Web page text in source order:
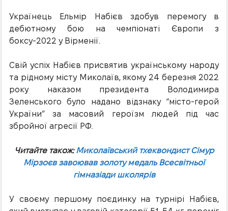
Українець Ельмір Набієв здобув перемогу в
дебютному бою на чемпіонаті Європи з
боксу-2022 у Вірменії.
Свій успіх Набієв присвятив українському народу
та рідному місту Миколаїв, якому 24 березня 2022
року наказом президента Володимира
Зеленського було надано відзнаку “місто-герой
України” за масовий героїзм людей під час
збройної агресії РФ.
Читайте також:Миколаївський тхеквондист Сімур
Мірзоєв завоював золоту медаль Всесвітньої
гімназіади школярів
У своєму першому поєдинку на турнірі Набієв,